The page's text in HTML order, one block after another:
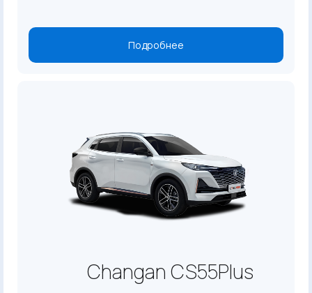
Подробнее
Changan CS55Plus